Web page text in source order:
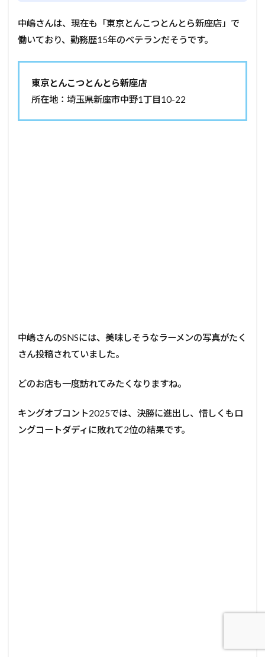
中嶋さんは、現在も「東京とんこつとんとら新座店」で
働いており、勤務歴15年のベテランだそうです。
東京とんこつとんとら新座店
所在地：埼玉県新座市中野1丁目10-22
中嶋さんのSNSには、美味しそうなラーメンの写真がたく
さん投稿されていました。
どのお店も一度訪れてみたくなりますね。
キングオブコント2025では、決勝に進出し、惜しくもロ
ングコートダディに敗れて2位の結果です。